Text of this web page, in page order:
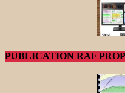
PUBLICATION RAF